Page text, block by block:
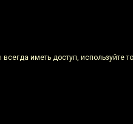
иметь доступ, используйте